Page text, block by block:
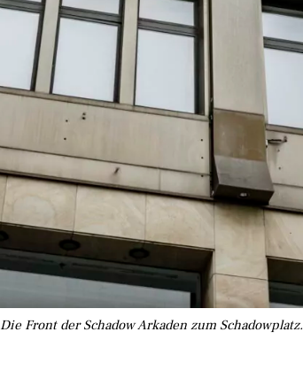
Die Front der Schadow Arkaden zum Schadowplatz.